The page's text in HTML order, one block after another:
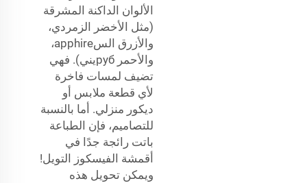
الألوان الداكنة المشرقة
(مثل الأخضر الزمردي،
والأزرق السapphire،
والأحمر рубيني). فهي
تضيف لمسات فاخرة
لأي قطعة ملابس أو
ديكور منزلي. أما بالنسبة
للتصاميم، فإن الطباعة
باتت رائجة جدًا في
أقمشة الفيسكوز التويل!
ويمكن تحويل هذه